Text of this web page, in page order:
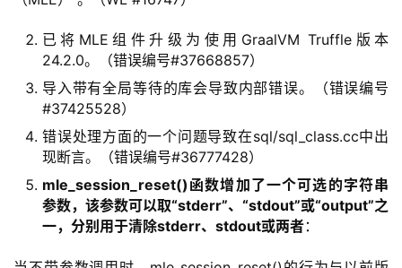
实
群
运
记
已将MLE组件升级为使用GraalVM Truffle版本
24.2.0。（错误编号#37668857）
导入带有全局等待的库会导致内部错误。（错误编号
#37425528）
错误处理方面的一个问题导致在sql/sql_class.cc中出
现断言。（错误编号#36777428）
mle_session_reset()函数增加了一个可选的字符串
参数，该参数可以取“stderr”、“stdout”或“output”之
一，分别用于清除stderr、stdout或两者：